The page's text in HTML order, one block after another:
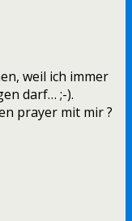
weil ich immer
darf… ;-).
prayer mit mir ?